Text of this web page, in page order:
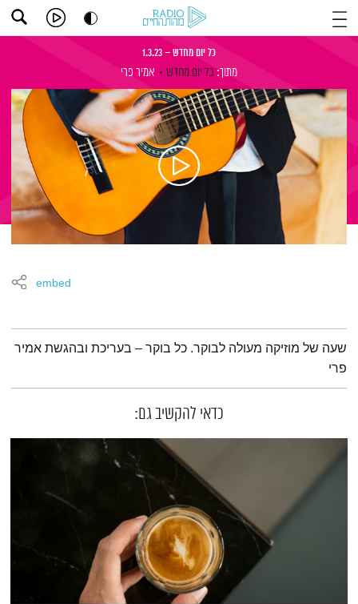
כל יום מחדש – 1.3.23
מתוך: כל יום מחדש אמיר פרי
embed
תמצית הפודקאסט
שעה של מוזיקה מעולה לבוקר. כל בוקר – בעריכת ובהגשת אמיר
פרי
כדאי להקשיב גם: